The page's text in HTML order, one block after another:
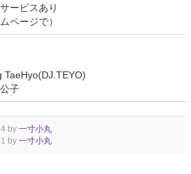
ービスあり
ページで）
TaeHyo(DJ.TEYO)
子
by 一寸小丸
by 一寸小丸